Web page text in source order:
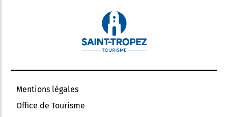
Mentions légales
Office de Tourisme